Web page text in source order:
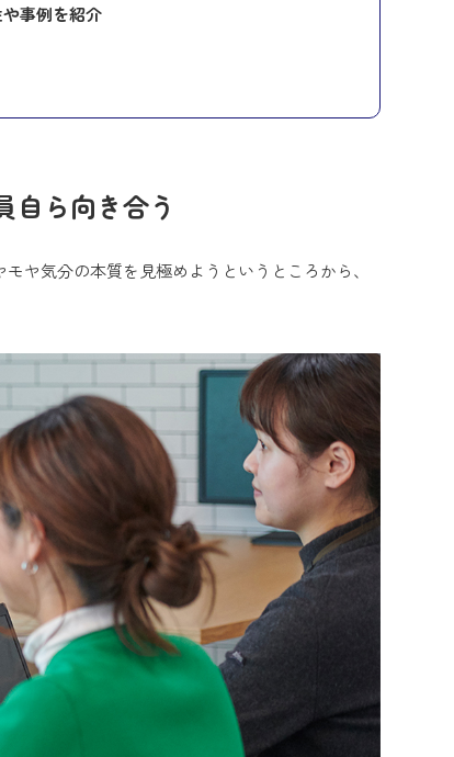
事例を紹介
自ら向き合う
ヤ気分の本質を見極めようというところから、